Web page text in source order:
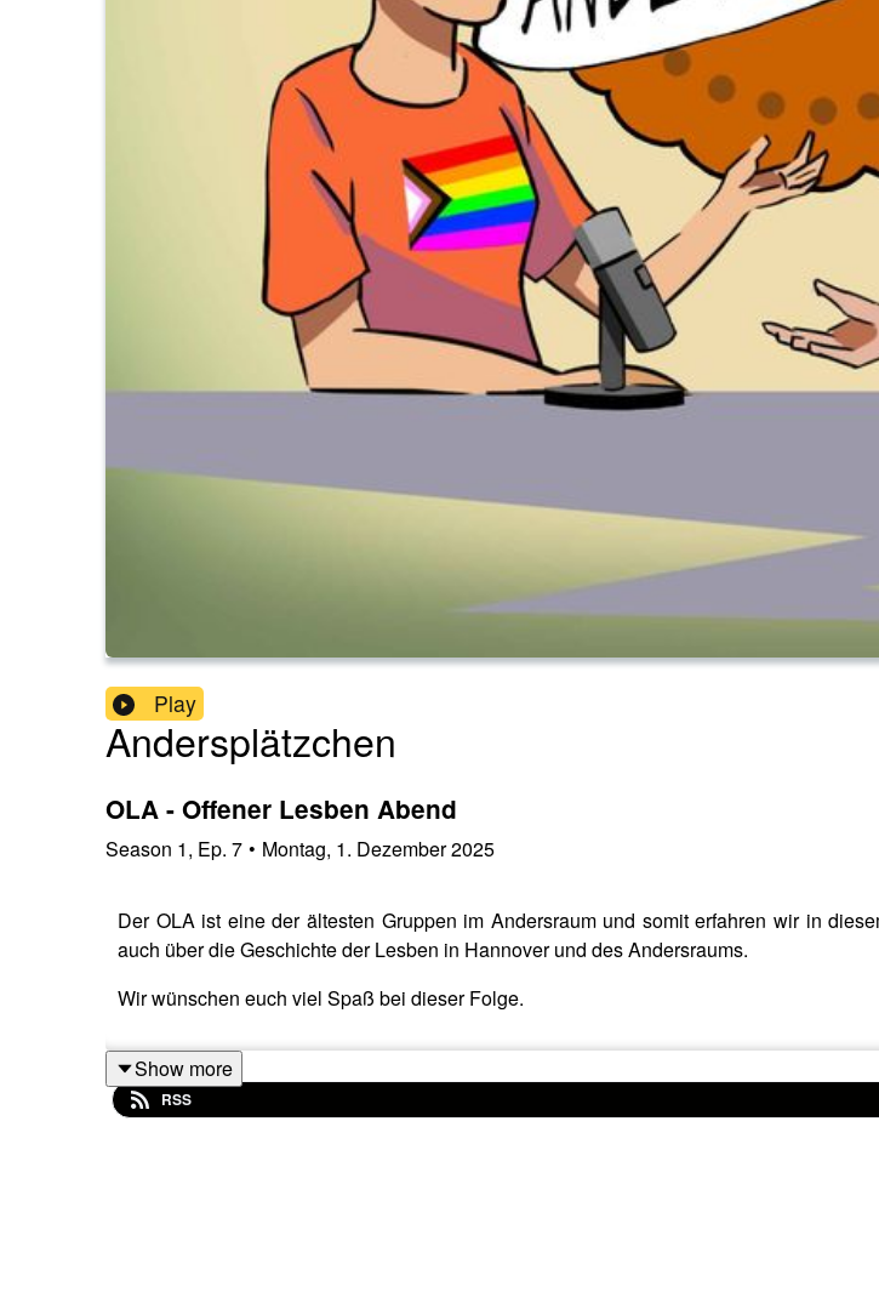
Play
Andersplätzchen
OLA - Offener Lesben Abend
Season 1, Ep. 7 • Montag, 1. Dezember 2025
Der OLA ist eine der ältesten Gruppen im Andersraum und somit erfahren wir in
auch über die Geschichte der Lesben in Hannover und des Andersraums.
Wir wünschen euch viel Spaß bei dieser Folge.
Show more
RSS